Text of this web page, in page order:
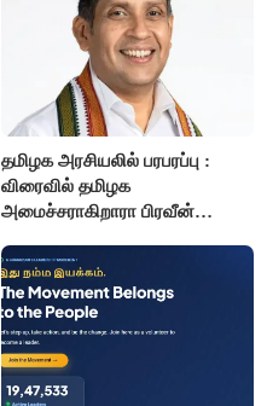
தமிழக அரசியலில் பரபரப்பு :
விரைவில் தமிழக
அமைச்சராகிறாரா பிரவீன்